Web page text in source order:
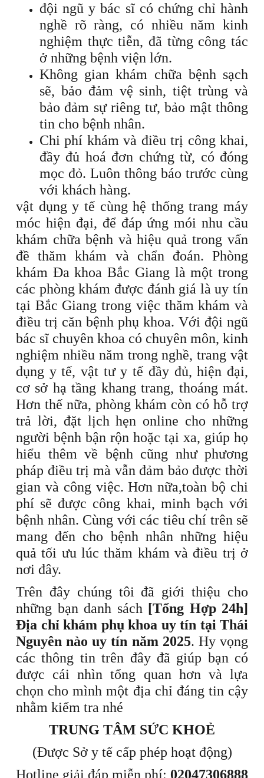
đội ngũ y bác sĩ có chứng chỉ hành
nghề rõ ràng, có nhiều năm kinh
nghiệm thực tiễn, đã từng công tác
ở những bệnh viện lớn.
Không gian khám chữa bệnh sạch
sẽ, bảo đảm vệ sinh, tiệt trùng và
bảo đảm sự riêng tư, bảo mật thông
tin cho bệnh nhân.
Chi phí khám và điều trị công khai,
đầy đủ hoá đơn chứng từ, có đóng
mọc đỏ. Luôn thông báo trước cùng
với khách hàng.
vật dụng y tế cùng hệ thống trang máy
móc hiện đại, để đáp ứng mói nhu cầu
khám chữa bệnh và hiệu quả trong vấn
đề thăm khám và chẩn đoán. Phòng
khám Đa khoa Bắc Giang là một trong
các phòng khám được đánh giá là uy tín
tại Bắc Giang trong việc thăm khám và
điều trị căn bệnh phụ khoa. Với đội ngũ
bác sĩ chuyên khoa có chuyên môn, kinh
nghiệm nhiều năm trong nghề, trang vật
dụng y tế, vật tư y tế đầy đủ, hiện đại,
cơ sở hạ tầng khang trang, thoáng mát.
Hơn thế nữa, phòng khám còn có hỗ trợ
trả lời, đặt lịch hẹn online cho những
người bệnh bận rộn hoặc tại xa, giúp họ
hiểu thêm về bệnh cũng như phương
pháp điều trị mà vẫn đảm bảo được thời
gian và công việc. Hơn nữa,toàn bộ chi
phí sẽ được công khai, minh bạch với
bệnh nhân. Cùng với các tiêu chí trên sẽ
mang đến cho bệnh nhân những hiệu
quả tối ưu lúc thăm khám và điều trị ở
nơi đây.
Trên đây chúng tôi đã giới thiệu cho
những bạn danh sách [Tổng Hợp 24h]
Địa chỉ khám phụ khoa uy tín tại Thái
Nguyên nào uy tín năm 2025. Hy vọng
các thông tin trên đây đã giúp bạn có
được cái nhìn tổng quan hơn và lựa
chọn cho mình một địa chỉ đáng tin cậy
nhằm kiểm tra nhé
TRUNG TÂM SỨC KHOẺ
(Được Sở y tế cấp phép hoạt động)
Hotline giải đáp miễn phí: 02047306888